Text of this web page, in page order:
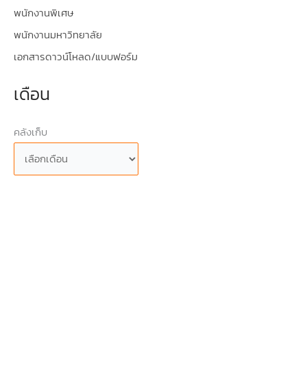
พนักงานพิเศษ
พนักงานมหาวิทยาลัย
เอกสารดาวน์โหลด/แบบฟอร์ม
เดือน
คลังเก็บ